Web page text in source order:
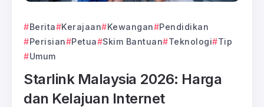
Berita Kerajaan Kewangan
Pendidikan
Perisian
Petua Skim Bantuan Teknologi
Tip
Umum
Starlink Malaysia 2026: Harga
dan Kelajuan Internet